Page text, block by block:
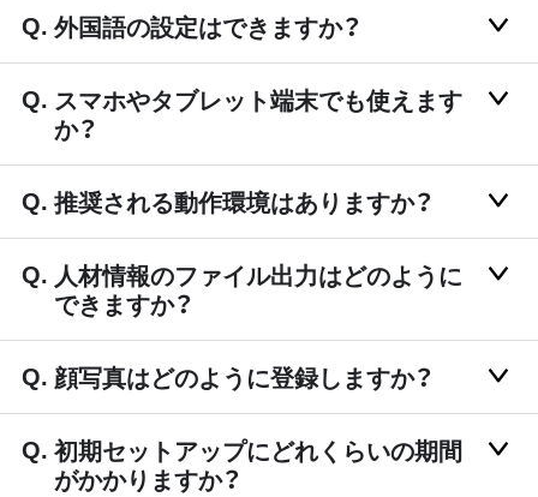
外国語の設定はできますか？
スマホやタブレット端末でも使えます
か？
推奨される動作環境はありますか？
人材情報のファイル出力はどのように
できますか？
顔写真はどのように登録しますか？
初期セットアップにどれくらいの期間
がかかりますか？